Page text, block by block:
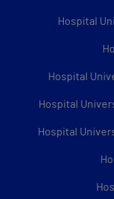
Hospital
Hospital
Hospital
Hospital